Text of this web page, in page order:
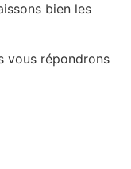
bien les
vous répondrons